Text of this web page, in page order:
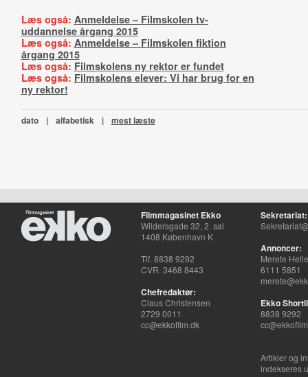
Læs også: Anmeldelse – Filmskolen tv-
uddannelse årgang 2015
Læs også: Anmeldelse – Filmskolen fiktion
årgang 2015
Læs også: Filmskolens ny rektor er fundet
Læs også: Filmskolens elever: Vi har brug for en
ny rektor!
dato | alfabetisk | mest læste
Filmmagasinet Ekko
Wildersgade 32, 2. sal
1408 København K
Tlf. 8838 9292
CVR. 3468 8443
Chefredaktør:
Claus Christensen
2729 0011
cc@ekkofilm.dk
Sekretariat:
Annoncer:
Merete
6111 5851
Ekko
8838 9292
Artikler og
indekseres